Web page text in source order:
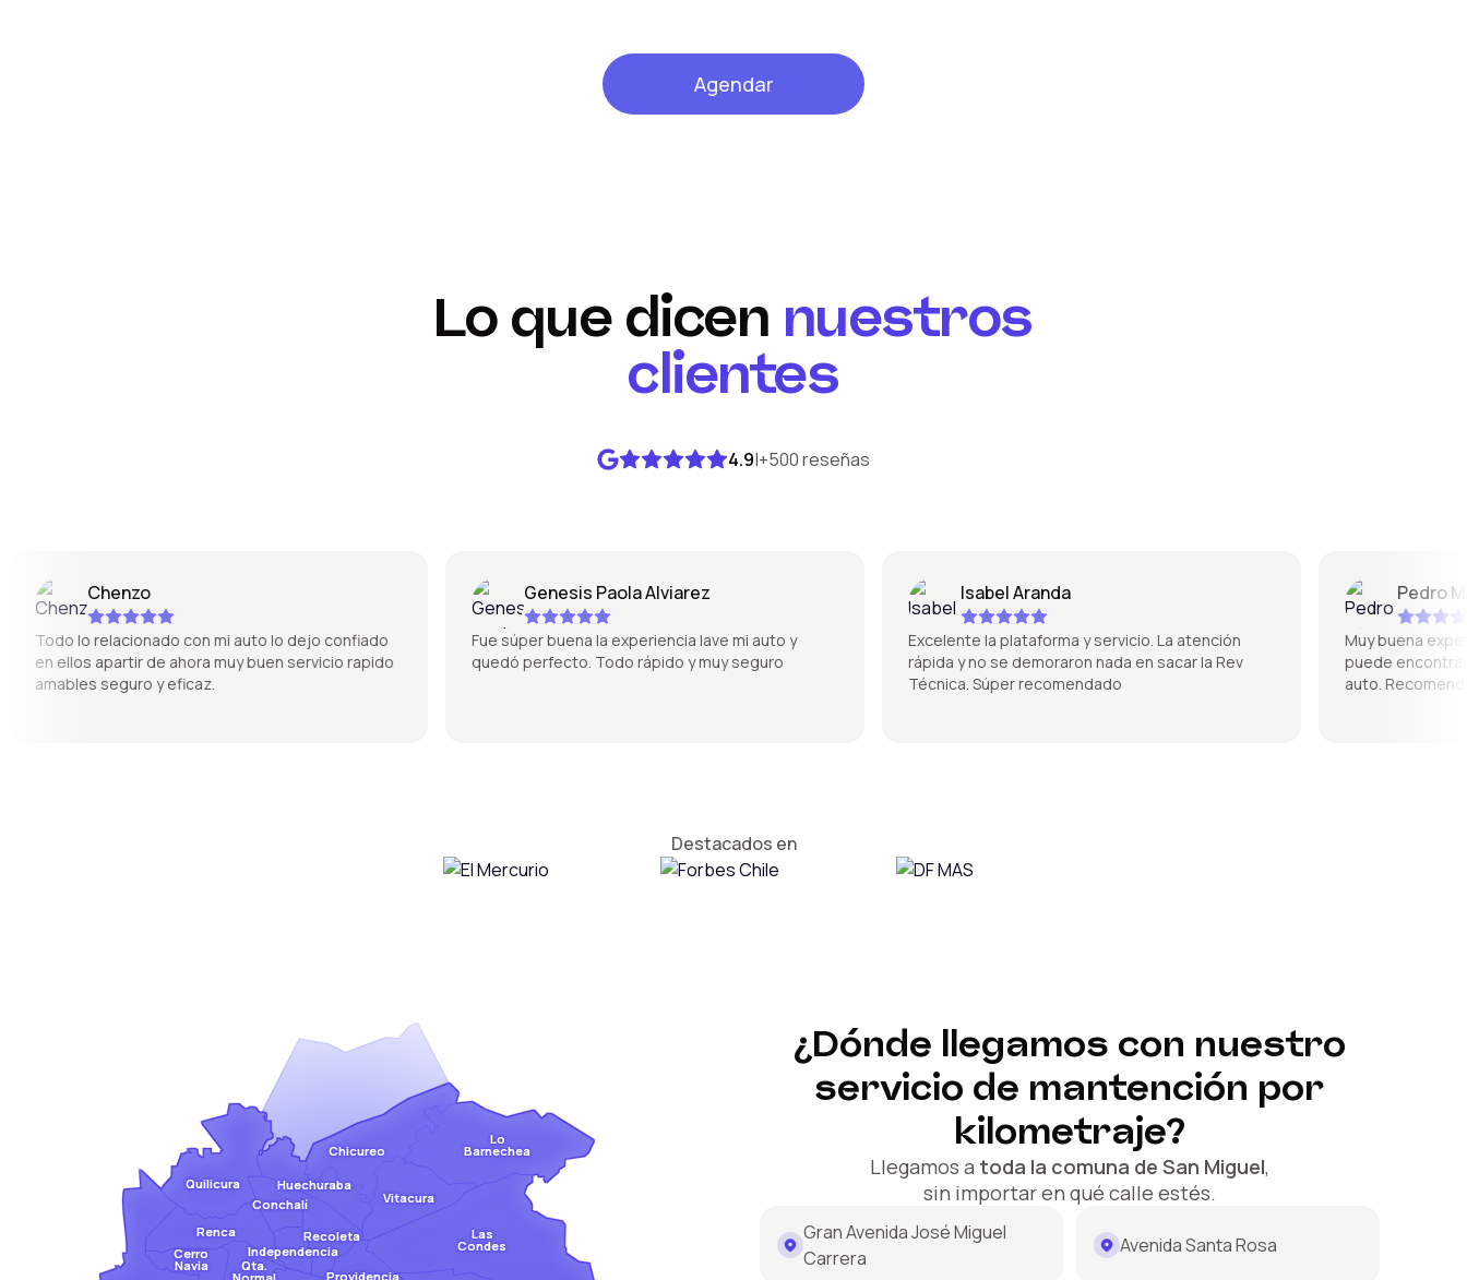
Agendar
Lo que dicen nuestros
clientes
4.9|+500 reseñas
Chenzo
Todo lo relacionado con mi auto lo dejo confiado
en ellos apartir de ahora muy buen servicio rapido
amables seguro y eficaz.
Genesis Paola Alviarez
Fue súper buena la experiencia lave mi auto y
quedó perfecto. Todo rápido y muy seguro
Isabel Aranda
Excelente la plataforma y servicio. La atención
rápida y no se demoraron nada en sacar la Rev
Técnica. Súper recomendado
Pedro
Muy buena
puede encontrar
auto. Recomendado
Destacados en
Chicureo
Cerro
Navia
Renca
Qta.
Recoleta
Independencia
Quilicura
Conchalí
Providencia
Las
Condes
Vitacura
Lo
Barnechea
Huechuraba
¿Dónde llegamos con nuestro
servicio de mantención por
kilometraje?
Llegamos a toda la comuna de San Miguel,
sin importar en qué calle estés.
Gran Avenida José Miguel
Carrera
Avenida Santa Rosa